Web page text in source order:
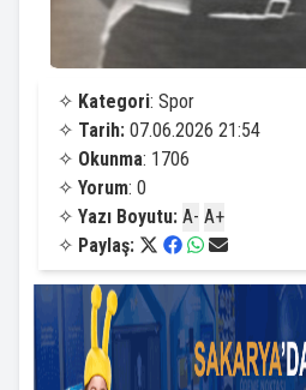
✧ Kategori: Spor
✧ Tarih: 07.06.2026 21:54
✧ Okunma: 1706
✧ Yorum: 0
✧ Yazı Boyutu: A- A+
✧ Paylaş: